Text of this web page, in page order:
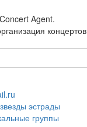
Agent.
концертов
эстрады
группы